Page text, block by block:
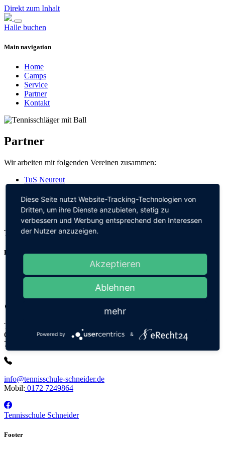
Direkt zum Inhalt
Halle buchen
Main navigation
Home
Camps
Service
Partner
Kontakt
Partner
Wir arbeiten mit folgenden Vereinen zusammen:
TuS Neureut
TV Liedolsheim
TV Linkenheim
Tennisartikel führen wir vonHEAD
Headermenu
Tennishalle
Tennisschule Matthias Schneider
Gewerbering 8
76351 Linkenheim-Hochstetten
info@tennisschule-schneider.de
Mobil: 0172 7249864
Tennisschule Schneider
Footer
Diese Seite nutzt Website-Tracking-Technologien von
Dritten, um ihre Dienste anzubieten, stetig zu
verbessern und Werbung entsprechend den Interessen
der Nutzer anzuzeigen.
Akzeptieren
Ablehnen
mehr
Powered by &